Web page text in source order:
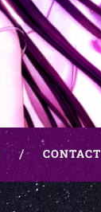
CONTACT